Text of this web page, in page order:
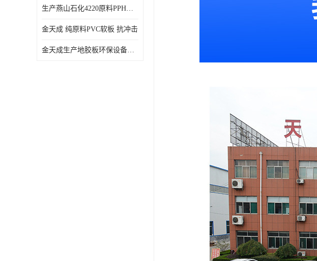
生产燕山石化4220原料PPH板材
金天成 纯原料PVC软板 抗冲击
金天成生产地胶板环保设备内衬焊接用半圆pvc软焊条